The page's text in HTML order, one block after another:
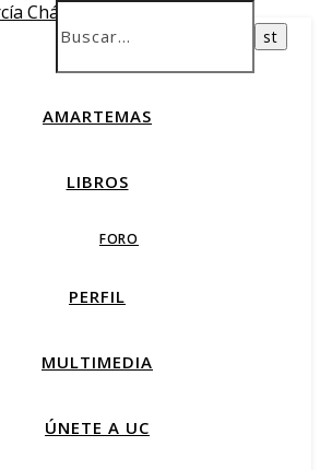
AMARTEMAS
LIBROS
FORO
PERFIL
MULTIMEDIA
ÚNETE A UC